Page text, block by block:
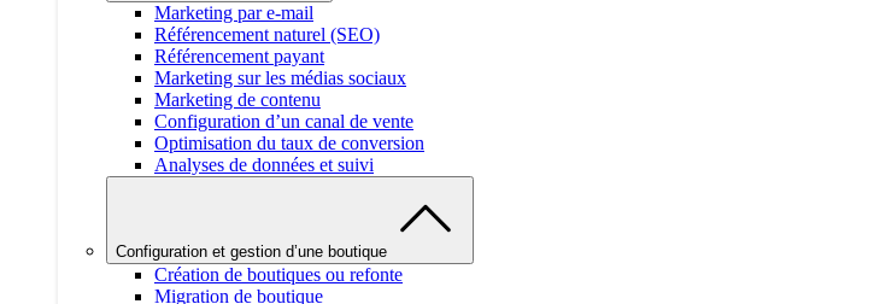
Marketing par e-mail
Référencement naturel (SEO)
Référencement payant
Marketing sur les médias sociaux
Marketing de contenu
Configuration d’un canal de vente
Optimisation du taux de conversion
Analyses de données et suivi
Configuration et gestion d’une boutique
Création de boutiques ou refonte
Migration de boutique